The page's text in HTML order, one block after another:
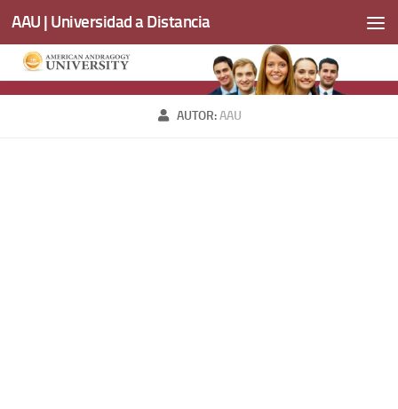
Saltar al contenido
AAU | Universidad a Distancia
AUTOR:AAU